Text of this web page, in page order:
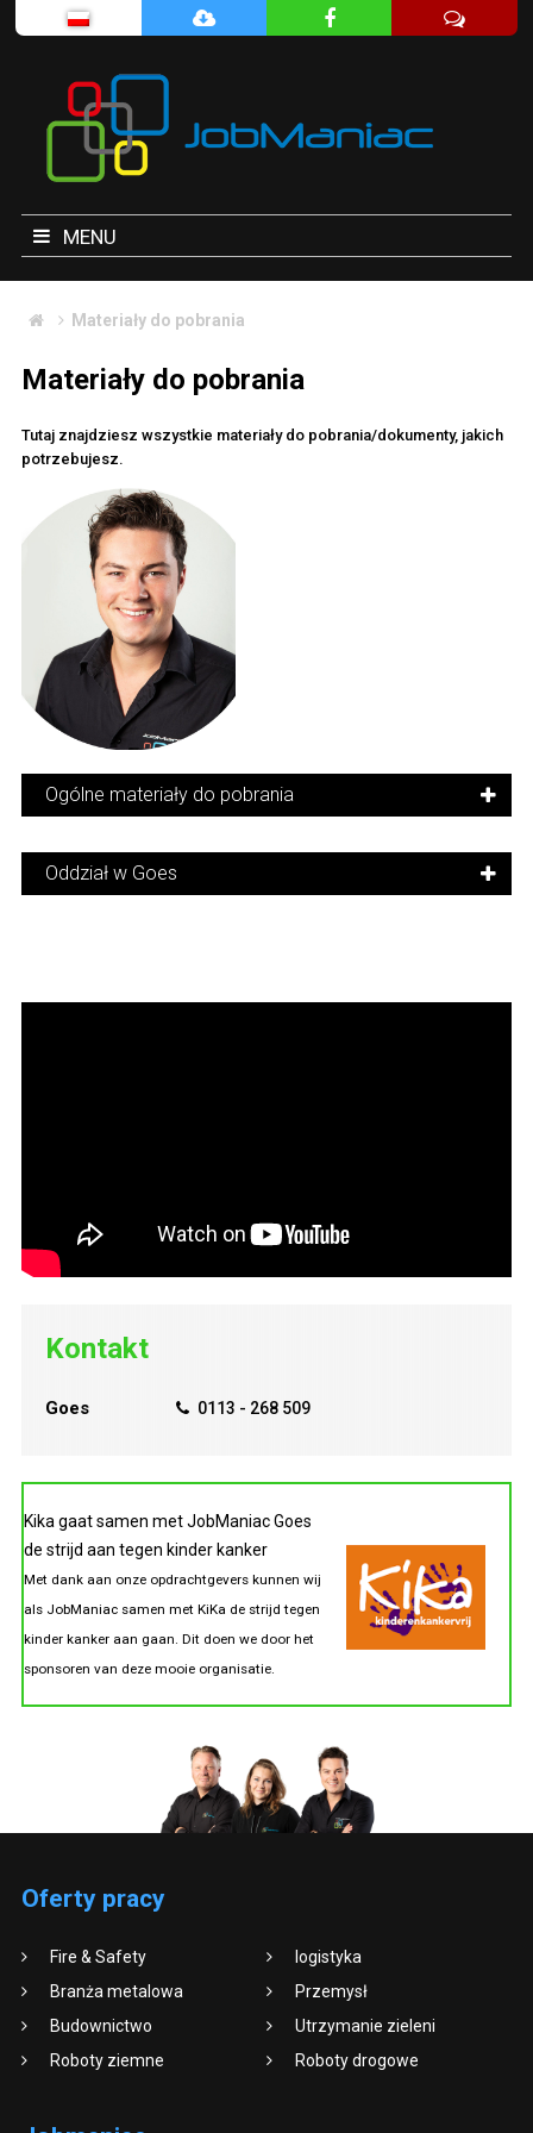
MENU
Materiały do pobrania
Materiały do pobrania
Tutaj znajdziesz wszystkie materiały do pobrania/dokumenty, jakich
potrzebujesz.
Ogólne materiały do pobrania
Oddział w Goes
Kontakt
Goes 0113 - 268 509
Kika gaat samen met JobManiac Goes
de strijd aan tegen kinder kanker
Met dank aan onze opdrachtgevers kunnen wij
als JobManiac samen met KiKa de strijd tegen
kinder kanker aan gaan. Dit doen we door het
sponsoren van deze mooie organisatie.
Oferty pracy
Fire & Safety
logistyka
Branża metalowa
Przemysł
Budownictwo
Utrzymanie zieleni
Roboty ziemne
Roboty drogowe